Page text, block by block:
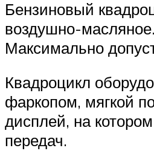
Бензиновый
воздушно-
Максимально
Квадроцикл
фаркопом, мягкой
дисплей, на
передач.